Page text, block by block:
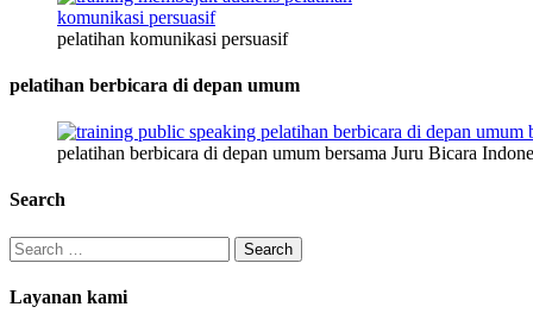
pelatihan komunikasi persuasif
pelatihan berbicara di depan umum
pelatihan berbicara di depan umum bersama Juru Bicara
Search
Search
for:
Layanan kami